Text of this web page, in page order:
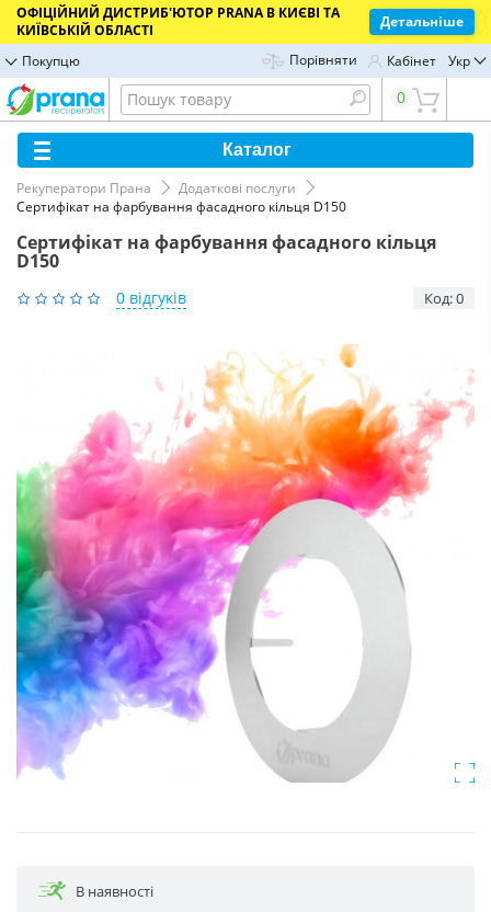
ОФІЦІЙНИЙ ДИСТРИБ'ЮТОР PRANA В КИЄВІ ТА
КИЇВСЬКІЙ ОБЛАСТІ
Детальніше
Покупцю Порівняти Кабінет Укр
0
Каталог
Рекуператори Прана
Додаткові послуги
Сертифікат на фарбування фасадного кільця D150
Сертифікат на фарбування фасадного кільця
D150
Код: 0
0 відгуків
В наявності